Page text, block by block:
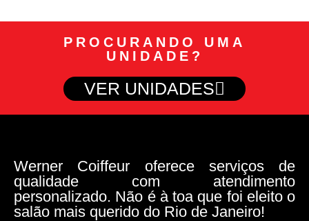
PROCURANDO UMA
UNIDADE?
VER UNIDADES
Werner Coiffeur oferece serviços de
qualidade com atendimento
personalizado. Não é à toa que foi eleito o
salão mais querido do Rio de Janeiro!